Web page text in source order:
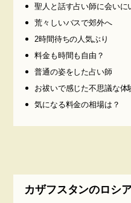
聖人と話す占い師に会いに
荒々しいバスで郊外へ
2時間待ちの人気ぶり
料金も時間も自由？
普通の姿をした占い師
お祓いで感じた不思議な体
気になる料金の相場は？
カザフスタンのロシ